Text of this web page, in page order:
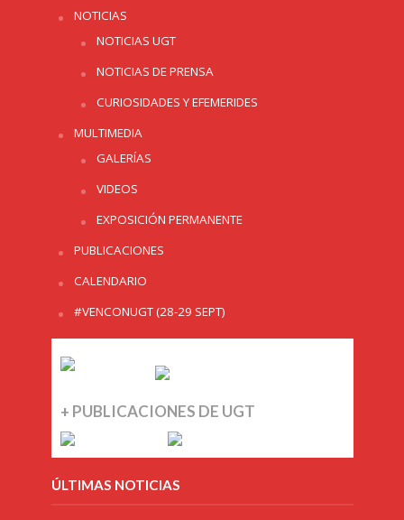
NOTICIAS
NOTICIAS UGT
NOTICIAS DE PRENSA
CURIOSIDADES Y EFEMERIDES
MULTIMEDIA
GALERÍAS
VIDEOS
EXPOSICIÓN PERMANENTE
PUBLICACIONES
CALENDARIO
#VENCONUGT (28-29 SEPT)
+ PUBLICACIONES DE UGT
ÚLTIMAS NOTICIAS